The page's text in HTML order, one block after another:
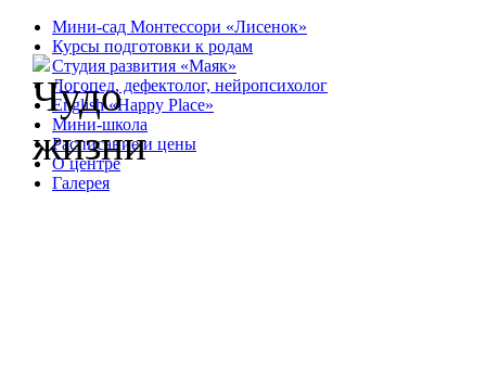
Мини-сад Монтессори «Лисенок»
Курсы подготовки к родам
Студия развития «Маяк»
Логопед, дефектолог, нейропсихолог
English «Happy Place»
Мини-школа
Расписание и цены
О центре
Галерея